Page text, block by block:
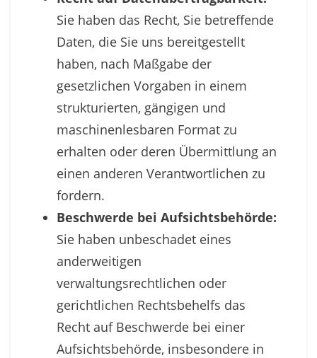
Sie haben das Recht, Sie betreffende
Daten, die Sie uns bereitgestellt
haben, nach Maßgabe der
gesetzlichen Vorgaben in einem
strukturierten, gängigen und
maschinenlesbaren Format zu
erhalten oder deren Übermittlung an
einen anderen Verantwortlichen zu
fordern.
Beschwerde bei Aufsichtsbehörde:
Sie haben unbeschadet eines
anderweitigen
verwaltungsrechtlichen oder
gerichtlichen Rechtsbehelfs das
Recht auf Beschwerde bei einer
Aufsichtsbehörde, insbesondere in